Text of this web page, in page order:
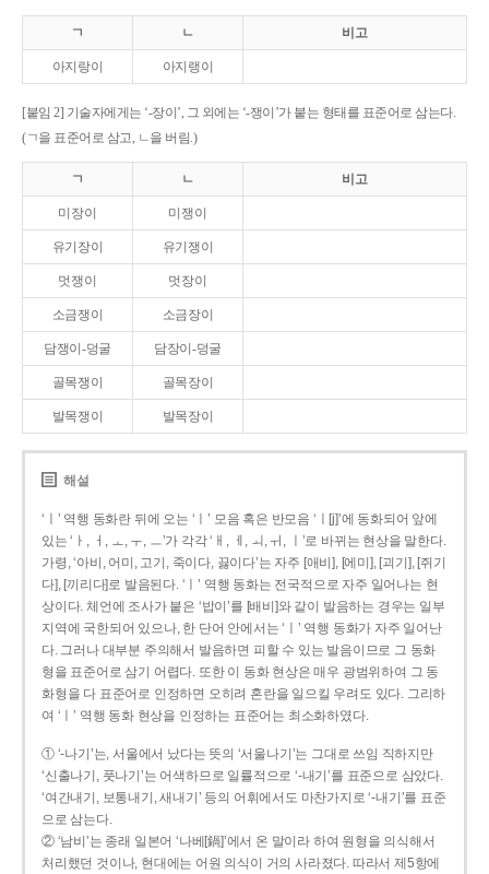
ㄱ ㄴ 비고
아지랑이 아지랭이
[붙임 2] 기술자에게는 ‘-장이’, 그 외에는 ‘-쟁이’가 붙는 형태를 표준어로 삼는다.
(ㄱ을 표준어로 삼고, ㄴ을 버림.)
ㄱ ㄴ 비고
미장이 미쟁이
유기장이 유기쟁이
멋쟁이 멋장이
소금쟁이 소금장이
담쟁이-덩굴 담장이-덩굴
골목쟁이 골목장이
발목쟁이 발목장이
해설
‘ㅣ’ 역행 동화란 뒤에 오는 ‘ㅣ’ 모음 혹은 반모음 ‘ㅣ[j]’에 동화되어 앞에
있는 ‘ㅏ, ㅓ, ㅗ, ㅜ, ㅡ’가 각각 ‘ㅐ, ㅔ, ㅚ, ㅟ, ㅣ’로 바뀌는 현상을 말한다.
가령, ‘아비, 어미, 고기, 죽이다, 끓이다’는 자주 [애비], [에미], [괴기], [쥐기
다], [끼리다]로 발음된다. ‘ㅣ’ 역행 동화는 전국적으로 자주 일어나는 현
상이다. 체언에 조사가 붙은 ‘밥이’를 [배비]와 같이 발음하는 경우는 일부
지역에 국한되어 있으나, 한 단어 안에서는 ‘ㅣ’ 역행 동화가 자주 일어난
다. 그러나 대부분 주의해서 발음하면 피할 수 있는 발음이므로 그 동화
형을 표준어로 삼기 어렵다. 또한 이 동화 현상은 매우 광범위하여 그 동
화형을 다 표준어로 인정하면 오히려 혼란을 일으킬 우려도 있다. 그리하
여 ‘ㅣ’ 역행 동화 현상을 인정하는 표준어는 최소화하였다.
① ‘-나기’는, 서울에서 났다는 뜻의 ‘서울나기’는 그대로 쓰임 직하지만
‘신출나기, 풋나기’는 어색하므로 일률적으로 ‘-내기’를 표준으로 삼았다.
‘여간내기, 보통내기, 새내기’ 등의 어휘에서도 마찬가지로 ‘-내기’를 표준
으로 삼는다.
② ‘남비’는 종래 일본어 ‘나베[鍋]’에서 온 말이라 하여 원형을 의식해서
처리했던 것이나, 현대에는 어원 의식이 거의 사라졌다. 따라서 제5항에